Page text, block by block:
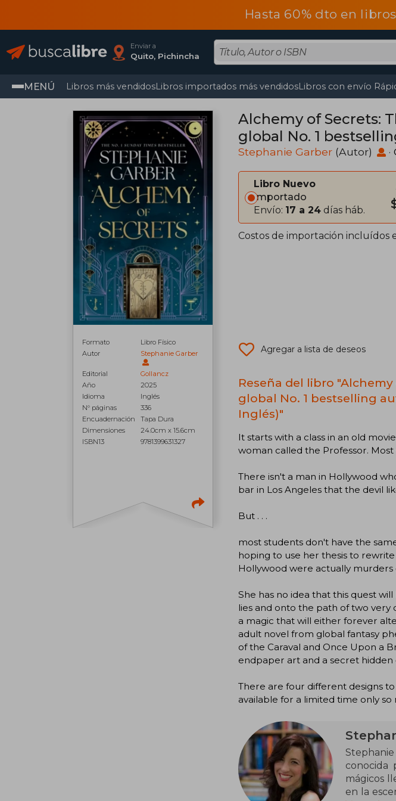
Hasta 60% dto en
Enviar a
Quito, Pichincha
MENÚ Libros más vendidosLibros importados más vendidosLibros con envío
Formato
Libro Físico
Autor
Stephanie Garber
Editorial
Gollancz
Año
2025
Idioma
Inglés
N° páginas
336
Encuadernación
Tapa Dura
Dimensiones
24.0cm x 15.6cm
ISBN13
9781399631327
Alchemy of Secrets:
global No. 1
Broken Heart (en
Stephanie Garber (Autor) ·
Libro Nuevo
Importado
Envío: 17 a 24 días háb.
Costos de importación incluídos
Agregar a lista de deseos
Reseña del libro
global No. 1 bestselling
Inglés)"
It starts with a class in an old
woman called the Professor.
There isn't a man in Hollywood
bar in Los Angeles that the devil
But . . .
most students don't have the
hoping to use her thesis to
Hollywood were actually
She has no idea that this quest
lies and onto the path of two
a magic that will either forever
adult novel from global fantasy
of the Caraval and Once Upon a
endpaper art and a secret
There are four different designs
available for a limited time only
conocida
mágicos
en la